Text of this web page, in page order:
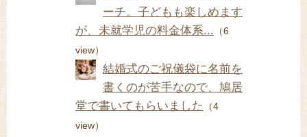
ーチ。子どもも楽しめます
が、未就学児の料金体系... （6
view）
結婚式のご祝儀袋に名前を
書くのが苦手なので、鳩居
堂で書いてもらいました
（4
view）